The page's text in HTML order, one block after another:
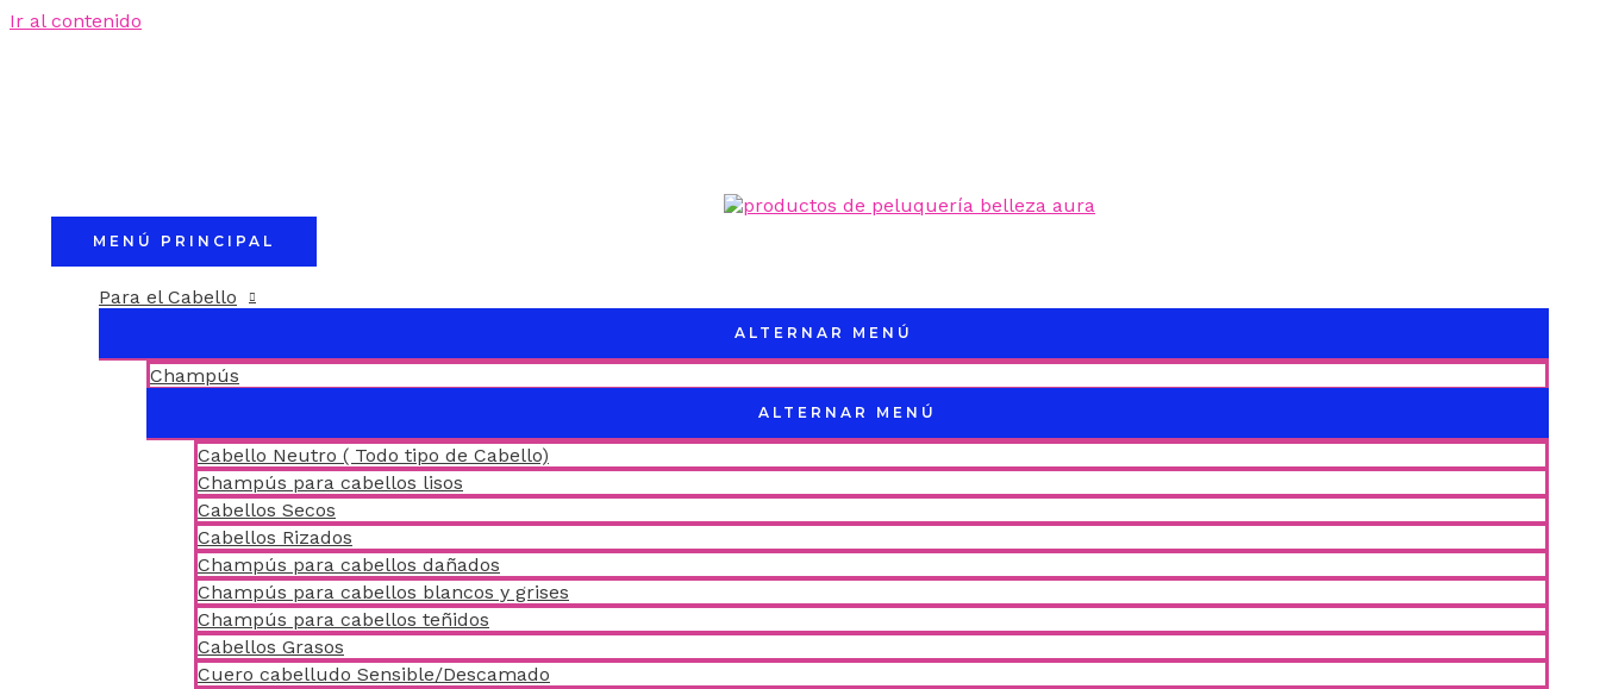
Ir al contenido
MENÚ PRINCIPAL
Para el Cabello
ALTERNAR MENÚ
Champús
ALTERNAR MENÚ
Cabello Neutro ( Todo tipo de Cabello)
Champús para cabellos lisos
Cabellos Secos
Cabellos Rizados
Champús para cabellos dañados
Champús para cabellos blancos y grises
Champús para cabellos teñidos
Cabellos Grasos
Cuero cabelludo Sensible/Descamado